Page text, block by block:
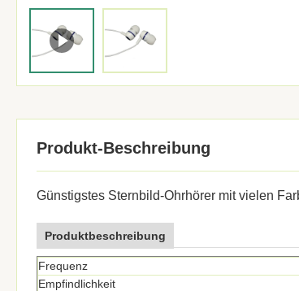
Produkt-Beschreibung
Günstigstes Sternbild-Ohrhörer mit vielen
Produktbeschreibung
Frequenz
Empfindlichkeit